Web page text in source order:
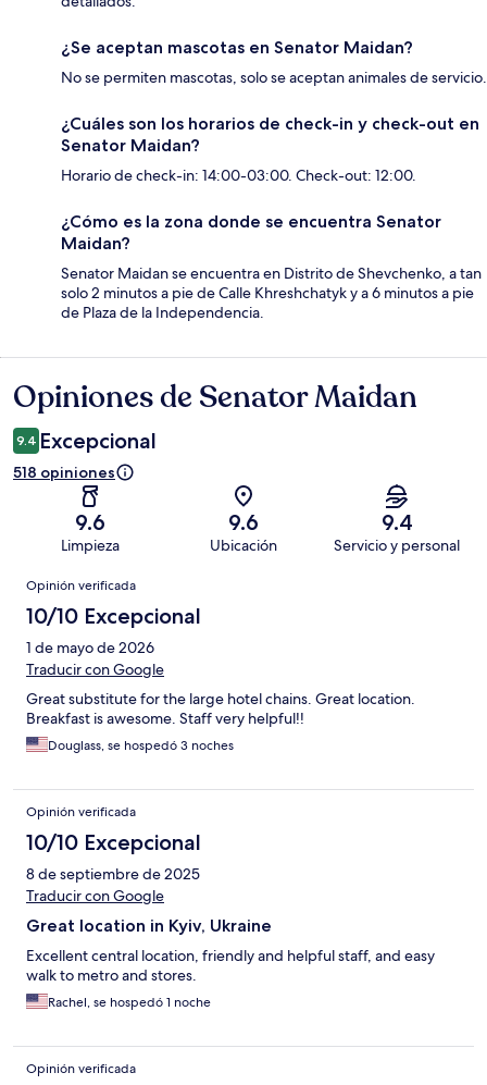
¿Se aceptan mascotas en Senator Maidan?
No se permiten mascotas, solo se aceptan animales de servicio.
¿Cuáles son los horarios de check-in y check-out en
Senator Maidan?
Horario de check-in: 14:00-03:00. Check-out: 12:00.
¿Cómo es la zona donde se encuentra Senator
Maidan?
Senator Maidan se encuentra en Distrito de Shevchenko, a tan
solo 2 minutos a pie de Calle Khreshchatyk y a 6 minutos a pie
de Plaza de la Independencia.
Opiniones
Opiniones de Senator Maidan
9.4 Excepcional
518 opiniones
9.6
Limpieza
9.6
Ubicación
9.4
Servicio y personal
Opiniones
Opinión verificada
10/10 Excepcional
1 de mayo de 2026
Traducir con Google
Great substitute for the large hotel chains. Great location.
Breakfast is awesome. Staff very helpful!!
Douglass, se hospedó 3 noches
Opinión verificada
10/10 Excepcional
8 de septiembre de 2025
Traducir con Google
Great location in Kyiv, Ukraine
Excellent central location, friendly and helpful staff, and easy
walk to metro and stores.
Rachel, se hospedó 1 noche
Opinión verificada